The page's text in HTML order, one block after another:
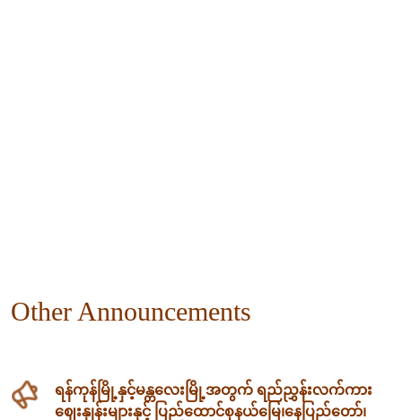
Other Announcements
ရန်ကုန်မြို့နှင့်မန္တလေးမြို့အတွက် ရည်ညွှန်းလက်ကား
ဈေးနှုန်းများနှင့် ပြည်ထောင်စုနယ်မြေ၊နေပြည်တော်၊